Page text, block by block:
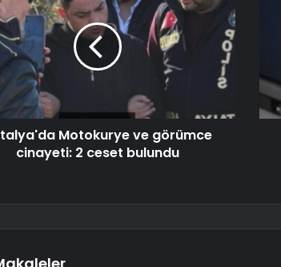
Motokurye ve görümce
cinayeti: 2 ceset bulundu